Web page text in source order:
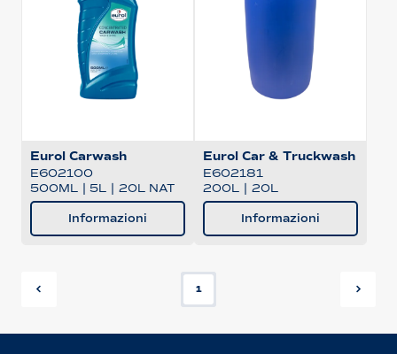
Eurol Carwash
E602100
500ML | 5L | 20L NAT
Informazioni
Eurol Car & Truckwash
E602181
200L | 20L
Informazioni
1